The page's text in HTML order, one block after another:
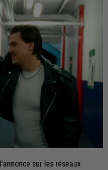
sur les réseaux